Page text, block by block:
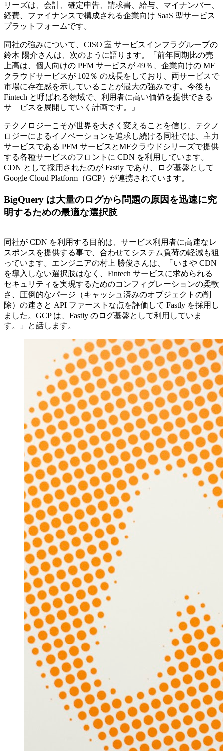
リーズは、会計、確定申告、請求書、給与、マイナンバー、
経費、ファイナンスで構成される企業向け SaaS 型サービス
プラットフォームです。
同社の強みについて、CISO 室 サービスインフラグループの
鈴木 陽介さんは、次のように語ります。「前年同期比の売
上高は、個人向けの PFM サービスが 49％、企業向けの MF
クラウドサービスが 102％ の成長をしており、両サービスで
市場に存在感を示していることが最大の強みです。今後も
Fintech と呼ばれる領域で、利用者に高い価値を提供できる
サービスを展開していく計画です。」
テクノロジーこそが世界を大きく変えることを信じ、テクノ
ロジーによるイノベーションを追求し続ける同社では、主力
サービスである PFM サービスとMFクラウドシリーズで提供
する各種サービスのフロントに CDN を利用しています。
CDN として採用されたのが Fastly であり、ログ基盤として
Google Cloud Platform（GCP）が連携されています。
BigQuery は大量のログから問題の原因を迅速に究
明するための最適な選択肢
同社が CDN を利用する目的は、サービス利用者に高速なレ
スポンスを提供する事で、合わせてシステム負荷の軽減も狙
っています。エンジニアの村上 勝俊さんは、「いまや CDN
を導入しない選択肢はなく、Fintech サービスに求められる
セキュリティを実現するためのコンフィグレーションの柔軟
さ、圧倒的なパージ（キャッシュ済みのオブジェクトの削
除）の速さと API ファーストな点を評価して Fastly を採用し
ました。GCP は、Fastly のログ基盤として利用していま
す。」と話します。